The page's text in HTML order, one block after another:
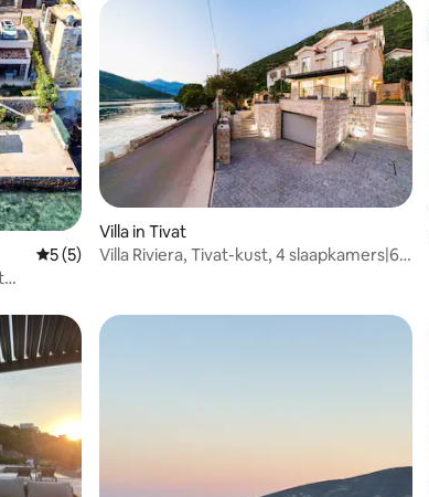
Gemiddelde beoordeling van 5 uit 5, 5 recensies
5 (5)
Villa in Tivat
Villa Riviera, Tivat-kust, 4 slaapkamers|6